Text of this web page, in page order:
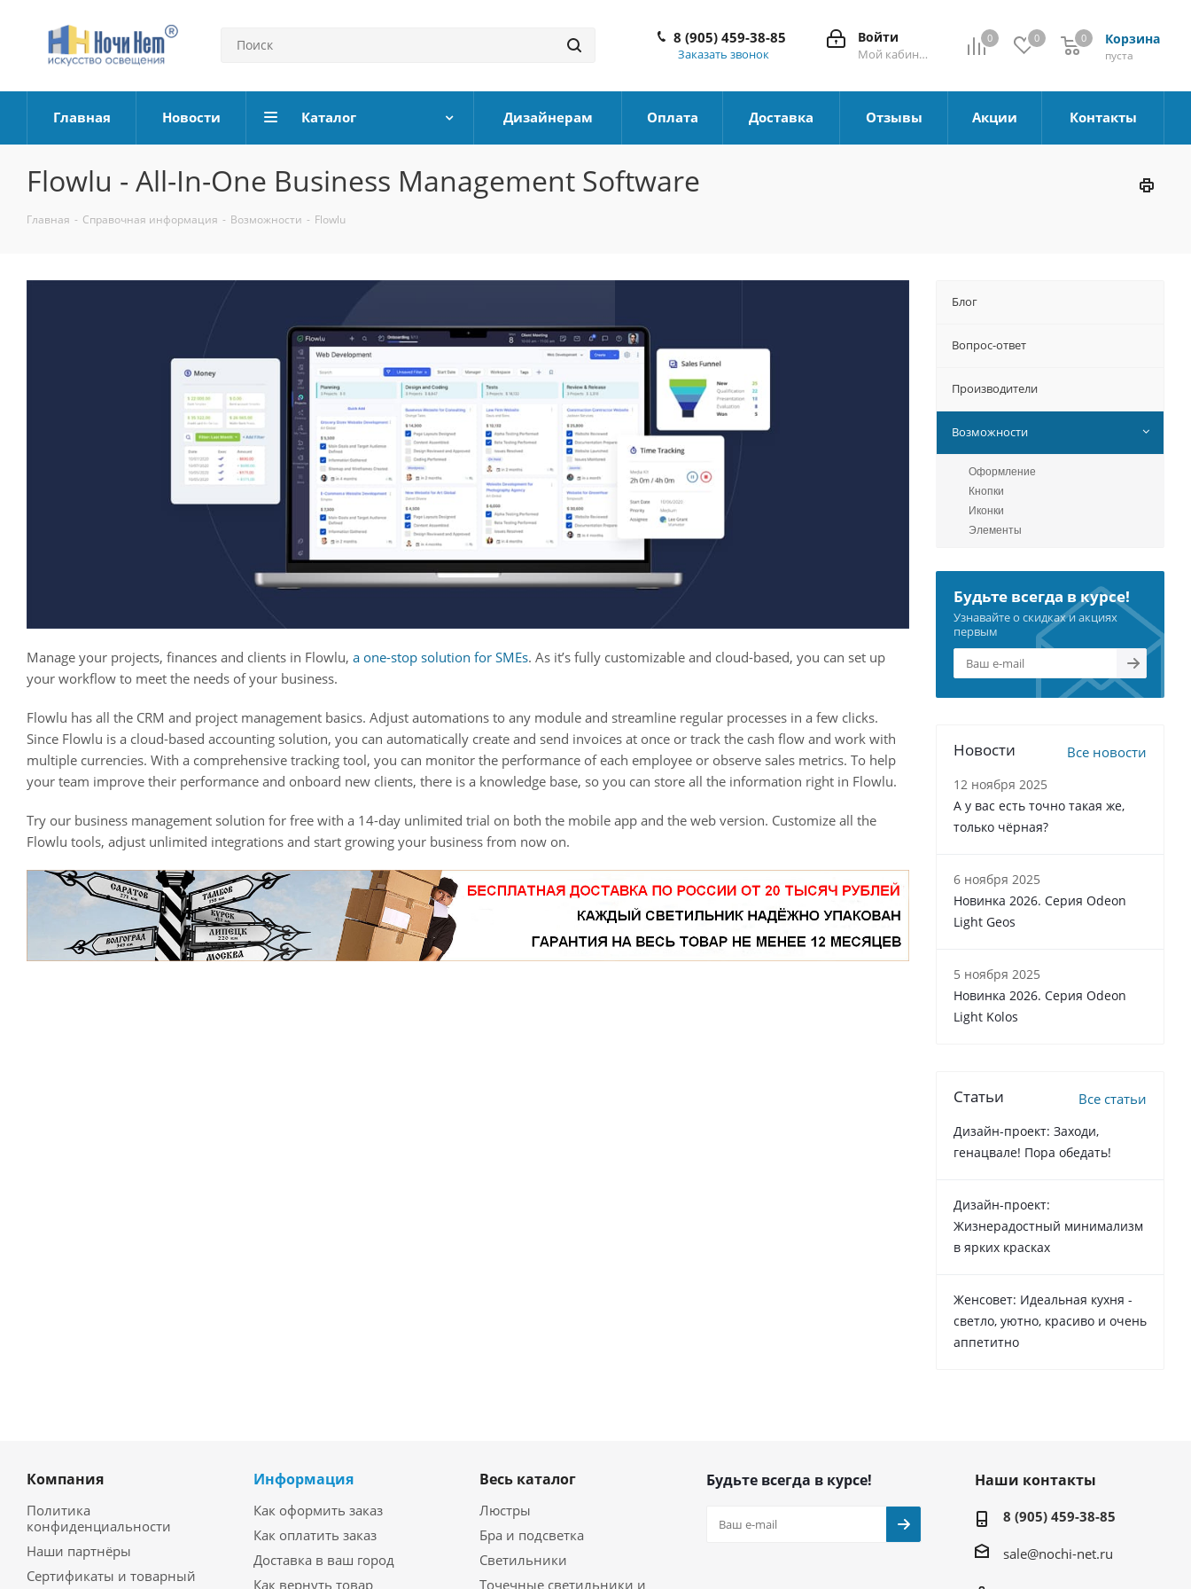
0 0 Корзина
0
пуста
0
Войти
Мой кабинет
8 (905) 459-38-85
Заказать звонок
Главная Новости Каталог Дизайнерам Оплата Доставка Отзывы Акции Контакты
Flowlu - All-In-One Business Management Software
Главная - Справочная информация - Возможности - Flowlu
Manage your projects, finances and clients in Flowlu, a one-stop solution for SMEs. As it’s fully customizable and cloud-based, you can set up
your workflow to meet the needs of your business.
Flowlu has all the CRM and project management basics. Adjust automations to any module and streamline regular processes in a few clicks.
Since Flowlu is a cloud-based accounting solution, you can automatically create and send invoices at once or track the cash flow and work with
multiple currencies. With a comprehensive tracking tool, you can monitor the performance of each employee or observe sales metrics. To help
your team improve their performance and onboard new clients, there is a knowledge base, so you can store all the information right in Flowlu.
Try our business management solution for free with a 14-day unlimited trial on both the mobile app and the web version. Customize all the
Flowlu tools, adjust unlimited integrations and start growing your business from now on.
Блог
Вопрос-ответ
Производители
Возможности
Оформление
Кнопки
Иконки
Элементы
Будьте всегда в курсе!
Узнавайте о скидках и акциях
первым
Новости Все новости
12 ноября 2025
А у вас есть точно такая же,
только чёрная?
6 ноября 2025
Новинка 2026. Серия Odeon
Light Geos
5 ноября 2025
Новинка 2026. Серия Odeon
Light Kolos
Статьи Все статьи
Дизайн-проект: Заходи,
генацвале! Пора обедать!
Дизайн-проект:
Жизнерадостный минимализм
в ярких красках
Женсовет: Идеальная кухня -
светло, уютно, красиво и очень
аппетитно
Компания
Политика
конфиденциальности
Наши партнёры
Сертификаты и товарный
Информация
Как оформить заказ
Как оплатить заказ
Доставка в ваш город
Как вернуть товар
Весь каталог
Люстры
Бра и подсветка
Светильники
Точечные светильники и
Будьте всегда в курсе! Наши контакты
8 (905) 459-38-85
sale@nochi-net.ru